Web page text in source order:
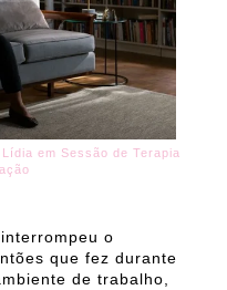
em Sessão de Terapia
o
que fez durante
de trabalho,